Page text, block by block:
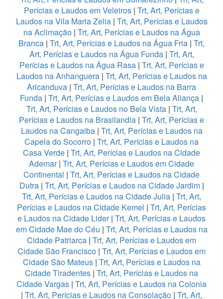
Perícias e Laudos em Veleiros| Trt, Art, Perícias e
Laudos na Vila Maria Zelia| Trt, Art, Perícias e Laudos
na Aclimação| Trt, Art, Perícias e Laudos na Água
Branca | Trt, Art, Perícias e Laudos na Água Fria | Trt,
Art, Perícias e Laudos na Água Funda| Trt, Art,
Perícias e Laudos na Água Rasa | Trt, Art, Perícias e
Laudos na Anhanguera| Trt, Art, Perícias e Laudos na
Aricanduva | Trt, Art, Perícias e Laudos na Barra
Funda | Trt, Art, Perícias e Laudos em Bela Aliança |
Trt, Art, Perícias e Laudos no Bela Vista| Trt, Art,
Perícias e Laudos na Brasilandia | Trt, Art, Perícias e
Laudos na Cangaiba| Trt, Art, Perícias e Laudos na
Capela do Socorro | Trt, Art, Perícias e Laudos na
Casa Verde | Trt, Art, Perícias e Laudos na Cidade
Ademar| Trt, Art, Perícias e Laudos em Cidade
Continental | Trt, Art, Perícias e Laudos na Cidade
Dutra | Trt, Art, Perícias e Laudos na Cidade Jardim|
Trt, Art, Perícias e Laudos na Cidade Julia | Trt, Art,
Perícias e Laudos na Cidade Kemel | Trt, Art, Perícias
e Laudos na Cidade Lider| Trt, Art, Perícias e Laudos
em Cidade Mae do Céu | Trt, Art, Perícias e Laudos na
Cidade Patriarca | Trt, Art, Perícias e Laudos em
Cidade São Francisco | Trt, Art, Perícias e Laudos em
Cidade São Mateus| Trt, Art, Perícias e Laudos na
Cidade Tiradentes | Trt, Art, Perícias e Laudos na
Cidade Vargas | Trt, Art, Perícias e Laudos na Colonia
| Trt, Art, Perícias e Laudos na Consolação | Trt, Art,